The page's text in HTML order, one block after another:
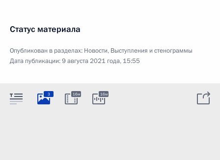
Статус материала
Опубликован в разделах: Новости, Выступления и стенограммы
Дата публикации:9 августа 2021 года, 15:55
3 16м 16м